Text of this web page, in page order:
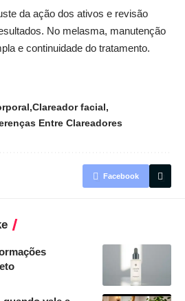
da ação dos ativos e revisão
No melasma, manutenção
e continuidade do tratamento.
Clareador facial
Entre Clareadores
Facebook